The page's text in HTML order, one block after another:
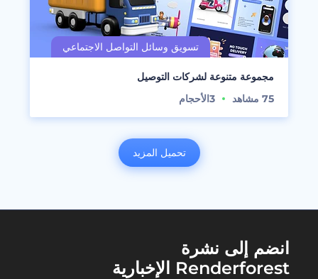
مجموعة متنوعة لشركات التوصيل
75 مشاهد 3الأحجام
تحميل المزيد
انضم إلى نشرة
Renderforest الإخبارية